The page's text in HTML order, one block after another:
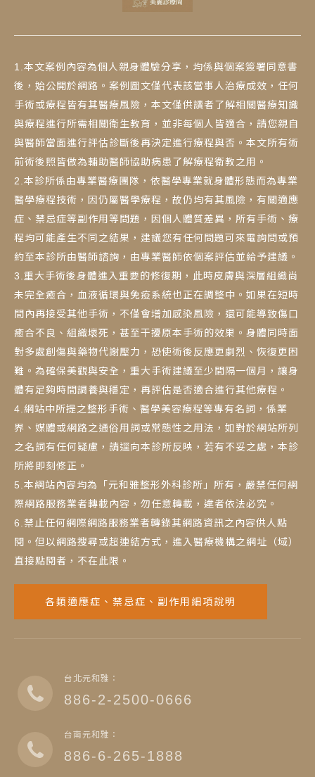
1.本文案例內容為個人親身體驗分享，均係與個案簽署同意書
後，始公開於網路。案例圖文僅代表該當事人治療成效，任何
手術或療程皆有其醫療風險，本文僅供讀者了解相關醫療知識
與療程進行所需相關衛生教育，並非每個人皆適合，請您親自
與醫師當面進行評估診斷後再決定進行療程與否。本文所有術
前術後照皆做為輔助醫師協助病患了解療程衛教之用。
2.本診所係由專業醫療團隊，依醫學專業就身體形態而為專業
醫學療程技術，因仍屬醫學療程，故仍均有其風險，有關適應
症、禁忌症等副作用等問題，因個人體質差異，所有手術、療
程均可能產生不同之結果，建議您有任何問題可來電詢問或預
約至本診所由醫師諮詢，由專業醫師依個案評估並給予建議。
3.重大手術後身體進入重要的修復期，此時皮膚與深層組織尚
未完全癒合，血液循環與免疫系統也正在調整中。如果在短時
間內再接受其他手術，不僅會增加感染風險，還可能導致傷口
癒合不良、組織壞死，甚至干擾原本手術的效果。身體同時面
對多處創傷與藥物代謝壓力，恐使術後反應更劇烈、恢復更困
難。為確保美觀與安全，重大手術建議至少間隔一個月，讓身
體有足夠時間調養與穩定，再評估是否適合進行其他療程。
4.網站中所提之整形手術、醫學美容療程等專有名詞，係業
界、媒體或網路之通俗用詞或常態性之用法，如對於網站所列
之名詞有任何疑慮，請逕向本診所反映，若有不妥之處，本診
所將即刻修正。
5.本網站內容均為「元和雅整形外科診所」所有，嚴禁任何網
際網路服務業者轉載內容，勿任意轉載，違者依法必究。
6.禁止任何網際網路服務業者轉錄其網路資訊之內容供人點
閱。但以網路搜尋或超連結方式，進入醫療機構之網址（域）
直接點閱者，不在此限。
各類適應症、禁忌症、副作用細項說明
台北元和雅：
886-2-2500-0666
台南元和雅：
886-6-265-1888